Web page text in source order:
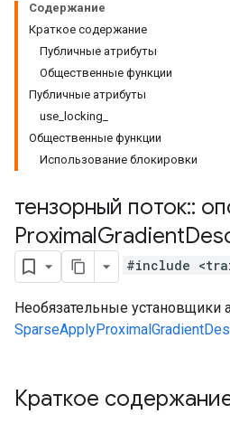
Содержание
Краткое содержание
Публичные атрибуты
Общественные функции
Публичные атрибуты
use_locking_
Общественные функции
Использование блокировки
тензорный поток::
ProximalGradient
#include
Необязательные установщики
Краткое